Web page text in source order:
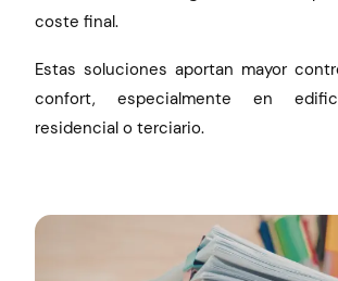
coste final.
Estas soluciones aportan mayor
confort, especialmente en
residencial o terciario.